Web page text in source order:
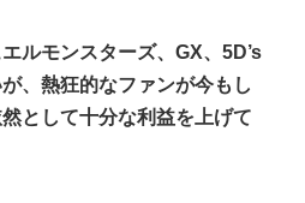
ルモンスターズ、GX、5D’s
、熱狂的なファンが今もし
として十分な利益を上げて